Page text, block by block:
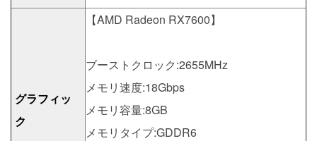
グラフィッ
ク
【AMD Radeon RX7600】
ブーストクロック:2655MHz
メモリ速度:18Gbps
メモリ容量:8GB
メモリタイプ:GDDR6